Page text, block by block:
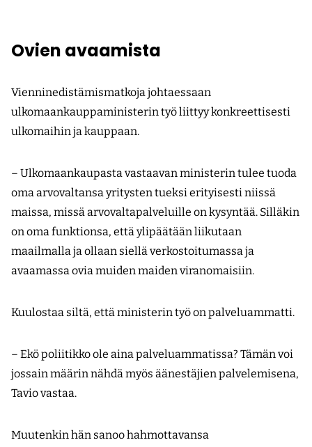
Ovien avaamista
Vienninedistämismatkoja johtaessaan
ulkomaankauppaministerin työ liittyy konkreettisesti
ulkomaihin ja kauppaan.
– Ulkomaankaupasta vastaavan ministerin tulee tuoda
oma arvovaltansa yritysten tueksi erityisesti niissä
maissa, missä arvovaltapalveluille on kysyntää. Silläkin
on oma funktionsa, että ylipäätään liikutaan
maailmalla ja ollaan siellä verkostoitumassa ja
avaamassa ovia muiden maiden viranomaisiin.
Kuulostaa siltä, että ministerin työ on palveluammatti.
– Ekö poliitikko ole aina palveluammatissa? Tämän voi
jossain määrin nähdä myös äänestäjien palvelemisena,
Tavio vastaa.
Muutenkin hän sanoo hahmottavansa